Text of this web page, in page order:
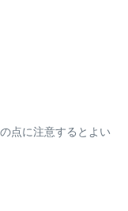
点に注意するとよい